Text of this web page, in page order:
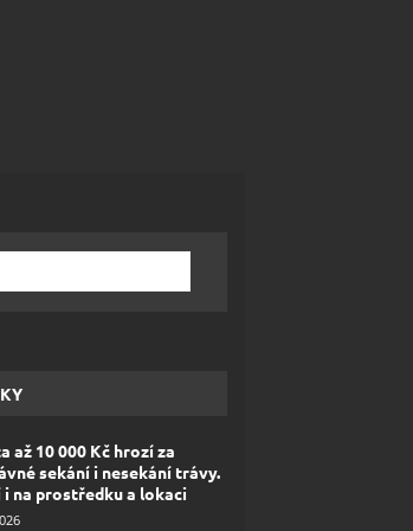
až 10 000 Kč hrozí za
sekání i nesekání trávy.
i na prostředku a lokaci